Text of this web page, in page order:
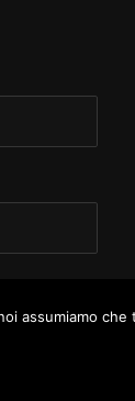
assumiamo che